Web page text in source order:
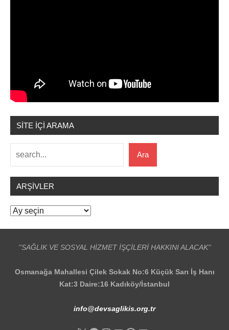
SİTE İÇİ ARAMA
Ara
ARŞIVLER
Arşivler
''SAĞLIK VE SOSYAL HİZMET İŞÇİLERİ HAKKINI ALACAK''
Osmanağa Mahallesi Çilek Sokak No:6 Küçük Sarı İş Hanı
Kat:3 Daire:16 Kadıköy/İstanbul
info@devsaglikis.org.tr